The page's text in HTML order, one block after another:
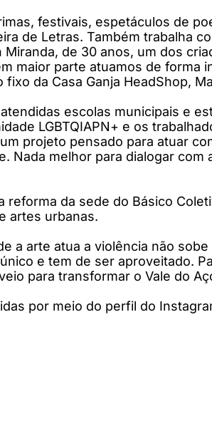
festivais, espetáculos de
de Letras. Também trabalha
de 30 anos, um dos
maior parte atuamos de
da Casa Ganja HeadShop,
escolas municipais e
LGBTQIAPN+ e os
projeto pensado para atuar
Nada melhor para dialogar
reforma da sede do Básico
artes urbanas.
a arte atua a violência não
e tem de ser aproveitado.
para transformar o Vale do
por meio do perfil do